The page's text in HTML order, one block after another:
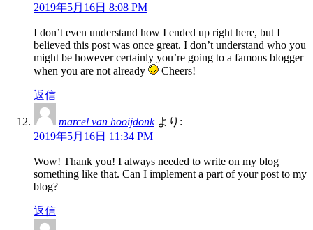
2019年5月16日 8:08 PM
I don’t even understand how I ended up right here, but I
believed this post was once great. I don’t understand who you
might be however certainly you’re going to a famous blogger
when you are not already
Cheers!
返信
marcel van hooijdonk より:
2019年5月16日 11:34 PM
Wow! Thank you! I always needed to write on my blog
something like that. Can I implement a part of your post to my
blog?
返信